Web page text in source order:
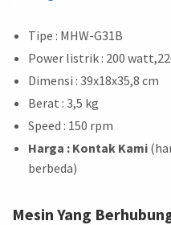
Tipe : MHW-G31B
Power listrik : 200
Dimensi : 39x18x35,8 cm
Berat : 3,5 kg
Speed : 150 rpm
Harga : Kontak Kami
berbeda)
Mesin Yang